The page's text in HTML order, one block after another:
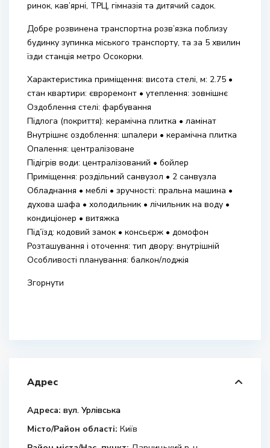
ринок, кав’ярні, ТРЦ, гімназія та дитячий садок.
Добре розвинена транспортна розв’язка поблизу
будинку зупинка міського транспорту, та за 5 хвилин
їзди станція метро Осокорки.
Характеристика приміщення: висота стелі, м: 2.75 •
стан квартири: євроремонт • утеплення: зовнішнє
Оздоблення стелі: фарбування
Підлога (покриття): керамічна плитка • ламінат
Внутрішнє оздоблення: шпалери • керамічна плитка
Опалення: централізоване
Підігрів води: централізований • бойлер
Приміщення: роздільний санвузол • 2 санвузла
Обладнання • меблі • зручності: пральна машина •
духова шафа • холодильник • лічильник на воду •
кондиціонер • витяжка
Під’їзд: кодовий замок • консьєрж • домофон
Розташування і оточення: тип двору: внутрішній
Особливості планування: балкон/лоджія
Згорнути
Адрес
Адреса: вул. Урлівська
Місто/Район області: Київ